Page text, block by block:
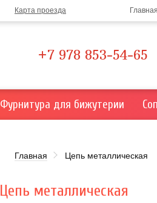
Карта проезда Главная
+7 978 853-54-65
Фурнитура для бижутерии
Главная Цепь металлическая
Цепь металлическая